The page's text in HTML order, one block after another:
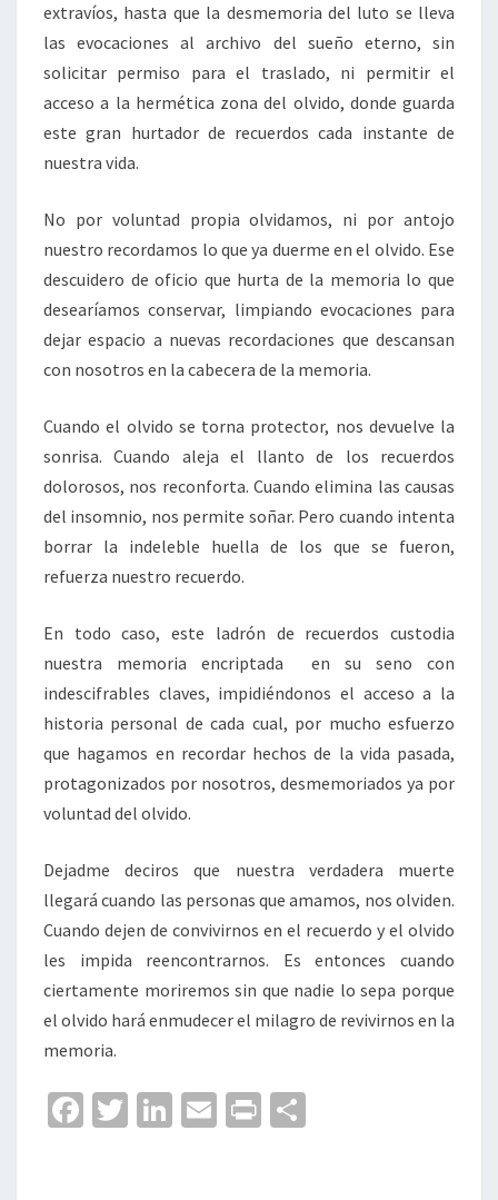
extravíos, hasta que la desmemoria del luto se lleva
las evocaciones al archivo del sueño eterno, sin
solicitar permiso para el traslado, ni permitir el
acceso a la hermética zona del olvido, donde guarda
este gran hurtador de recuerdos cada instante de
nuestra vida.
No por voluntad propia olvidamos, ni por antojo
nuestro recordamos lo que ya duerme en el olvido. Ese
descuidero de oficio que hurta de la memoria lo que
desearíamos conservar, limpiando evocaciones para
dejar espacio a nuevas recordaciones que descansan
con nosotros en la cabecera de la memoria.
Cuando el olvido se torna protector, nos devuelve la
sonrisa. Cuando aleja el llanto de los recuerdos
dolorosos, nos reconforta. Cuando elimina las causas
del insomnio, nos permite soñar. Pero cuando intenta
borrar la indeleble huella de los que se fueron,
refuerza nuestro recuerdo.
En todo caso, este ladrón de recuerdos custodia
nuestra memoria encriptada en su seno con
indescifrables claves, impidiéndonos el acceso a la
historia personal de cada cual, por mucho esfuerzo
que hagamos en recordar hechos de la vida pasada,
protagonizados por nosotros, desmemoriados ya por
voluntad del olvido.
Dejadme deciros que nuestra verdadera muerte
llegará cuando las personas que amamos, nos olviden.
Cuando dejen de convivirnos en el recuerdo y el olvido
les impida reencontrarnos. Es entonces cuando
ciertamente moriremos sin que nadie lo sepa porque
el olvido hará enmudecer el milagro de revivirnos en la
memoria.
Fa T
Li
E
Pr